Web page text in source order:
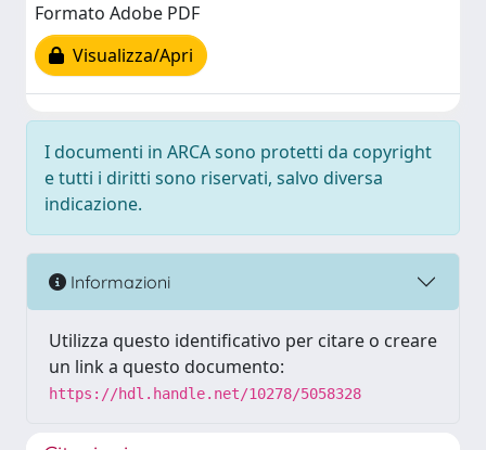
Formato Adobe PDF
Visualizza/Apri
I documenti in ARCA sono protetti da copyright
e tutti i diritti sono riservati, salvo diversa
indicazione.
Informazioni
Utilizza questo identificativo per citare o creare
un link a questo documento:
https://hdl.handle.net/10278/5058328